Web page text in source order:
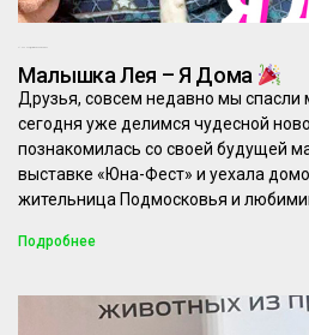
Малышка Лея – Я Дома
Друзья, совсем недавно мы
сегодня уже делимся чудесной
познакомилась со своей будущей
выставке «Юна-Фест» и уехала
жительница Подмосковья и
Подробнее